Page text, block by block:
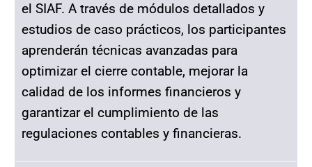
el SIAF. A través de módulos detallados y
estudios de caso prácticos, los participantes
aprenderán técnicas avanzadas para
optimizar el cierre contable, mejorar la
calidad de los informes financieros y
garantizar el cumplimiento de las
regulaciones contables y financieras.